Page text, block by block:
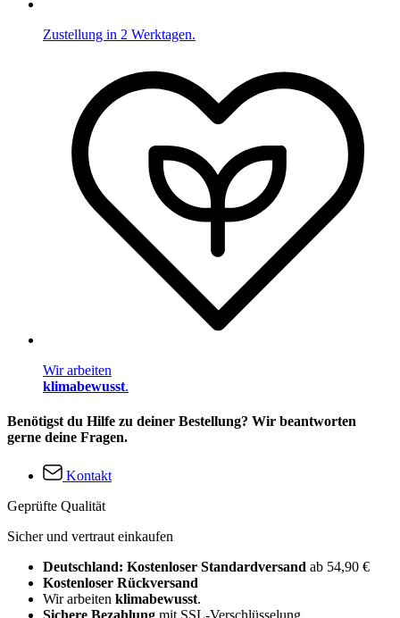
Zustellung in 2 Werktagen.
Wir arbeiten
klimabewusst.
Benötigst du Hilfe zu deiner Bestellung? Wir beantworten
gerne deine Fragen.
Kontakt
Geprüfte Qualität
Sicher und vertraut einkaufen
Deutschland: Kostenloser Standardversand ab 54,90 €
Kostenloser Rückversand
Wir arbeiten klimabewusst.